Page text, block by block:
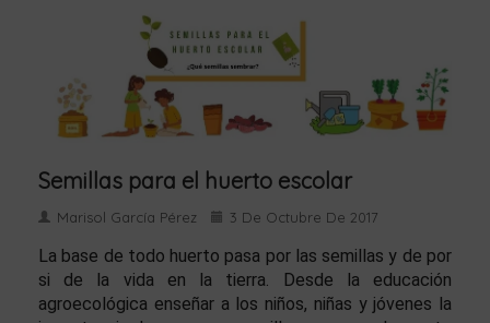
Semillas para el huerto escolar
Marisol García Pérez 3 De Octubre De 2017
La base de todo huerto pasa por las semillas y de por
si de la vida en la tierra. Desde la educación
agroecológica enseñar a los niños, niñas y jóvenes la